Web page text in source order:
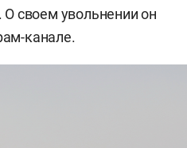
О своем увольнении он
канале.